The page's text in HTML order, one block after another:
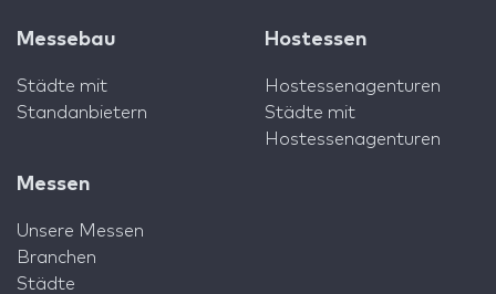
Messebau
Städte mit
Standanbietern
Hostessen
Hostessenagenturen
Städte mit
Hostessenagenturen
Messen
Unsere Messen
Branchen
Städte